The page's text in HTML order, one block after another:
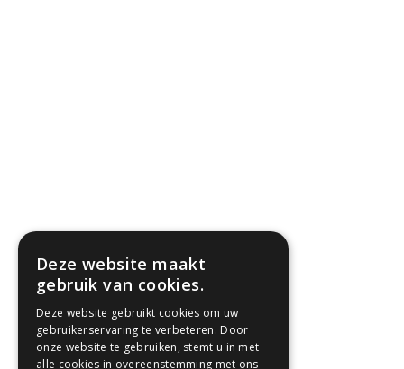
Deze website maakt
gebruik van cookies.
Deze website gebruikt cookies om uw
gebruikerservaring te verbeteren. Door
onze website te gebruiken, stemt u in met
alle cookies in overeenstemming met ons